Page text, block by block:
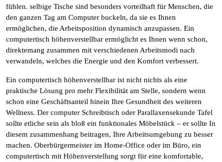
fühlen. selbige Tische sind besonders vorteilhaft für Menschen, die
den ganzen Tag am Computer buckeln, da sie es Ihnen
ermöglichen, die Arbeitsposition dynamisch anzupassen. Ein
computertisch höhenverstellbar ermöglicht es Ihnen wenn schon,
direktemang zusammen mit verschiedenen Arbeitsmodi nach
verwandeln, welches die Energie und den Komfort verbessert.
Ein computertisch höhenverstellbar ist nicht nichts als eine
praktische Lösung pro mehr Flexibilität am Stelle, sondern wenn
schon eine Geschäftsanteil hinein Ihre Gesundheit des weiteren
Wellness. Der computer Schreibtisch oder Parallaxensekunde Tafel
sollte etliche sein als bloß ein funktionales Möbelstück – er sollte In
diesem zusammenhang beitragen, Ihre Arbeitsumgebung zu besser
machen. Oberbürgermeister im Home-Office oder im Büro, ein
computertisch mit Höhenverstellung sorgt für eine komfortable,